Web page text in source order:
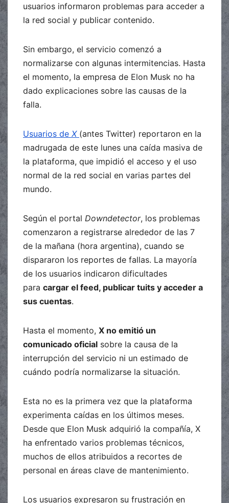
usuarios informaron problemas para acceder a
la red social y publicar contenido.
Sin embargo, el servicio comenzó a
normalizarse con algunas intermitencias. Hasta
el momento, la empresa de Elon Musk no ha
dado explicaciones sobre las causas de la
falla.
Usuarios de X (antes Twitter) reportaron en la
madrugada de este lunes una caída masiva de
la plataforma, que impidió el acceso y el uso
normal de la red social en varias partes del
mundo.
Según el portal Downdetector, los problemas
comenzaron a registrarse alrededor de las 7
de la mañana (hora argentina), cuando se
dispararon los reportes de fallas. La mayoría
de los usuarios indicaron dificultades
para cargar el feed, publicar tuits y acceder a
sus cuentas.
Hasta el momento, X no emitió un
comunicado oficial sobre la causa de la
interrupción del servicio ni un estimado de
cuándo podría normalizarse la situación.
Esta no es la primera vez que la plataforma
experimenta caídas en los últimos meses.
Desde que Elon Musk adquirió la compañía, X
ha enfrentado varios problemas técnicos,
muchos de ellos atribuidos a recortes de
personal en áreas clave de mantenimiento.
Los usuarios expresaron su frustración en